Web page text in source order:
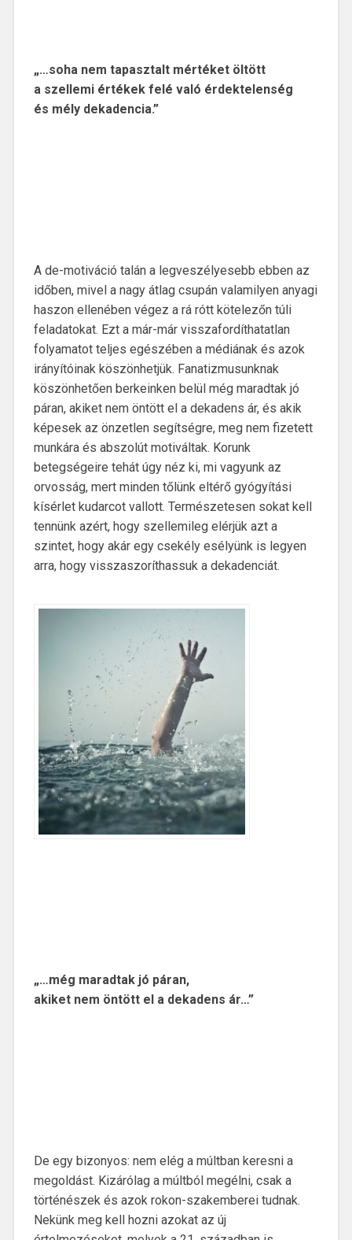
„…soha nem tapasztalt mértéket öltött
a szellemi értékek felé való érdektelenség
és mély dekadencia.”
A de-motiváció talán a legveszélyesebb ebben az
időben, mivel a nagy átlag csupán valamilyen anyagi
haszon ellenében végez a rá rótt kötelezőn túli
feladatokat. Ezt a már-már visszafordíthatatlan
folyamatot teljes egészében a médiának és azok
irányítóinak köszönhetjük. Fanatizmusunknak
köszönhetően berkeinken belül még maradtak jó
páran, akiket nem öntött el a dekadens ár, és akik
képesek az önzetlen segítségre, meg nem fizetett
munkára és abszolút motiváltak. Korunk
betegségeire tehát úgy néz ki, mi vagyunk az
orvosság, mert minden tőlünk eltérő gyógyítási
kísérlet kudarcot vallott. Természetesen sokat kell
tennünk azért, hogy szellemileg elérjük azt a
szintet, hogy akár egy csekély esélyünk is legyen
arra, hogy visszaszoríthassuk a dekadenciát.
„…még maradtak jó páran,
akiket nem öntött el a dekadens ár…”
De egy bizonyos: nem elég a múltban keresni a
megoldást. Kizárólag a múltból megélni, csak a
történészek és azok rokon-szakemberei tudnak.
Nekünk meg kell hozni azokat az új